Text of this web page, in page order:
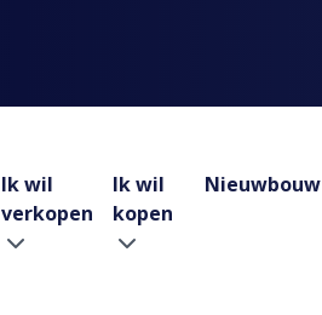
Ik wil
verkopen
Ik wil
kopen
Nieuwbouw